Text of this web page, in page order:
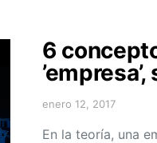
6
enero 12, 2017
En la teoría, una